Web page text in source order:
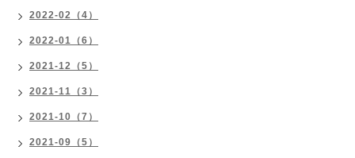
2022-02（4）
2022-01（6）
2021-12（5）
2021-11（3）
2021-10（7）
2021-09（5）